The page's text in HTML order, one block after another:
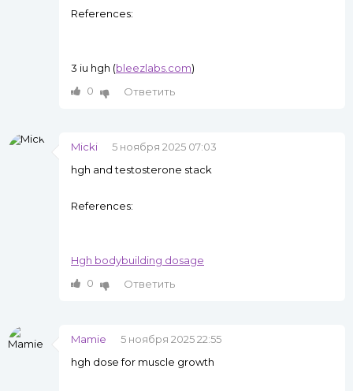
References:
3 iu hgh (bleezlabs.com)
0
Ответить
Micki
5 ноября 2025 07:03
hgh and testosterone stack
References:
Hgh bodybuilding dosage
0
Ответить
Mamie
5 ноября 2025 22:55
hgh dose for muscle growth